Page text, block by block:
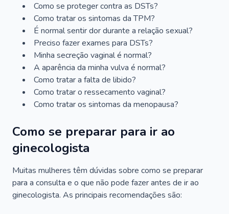
Como se proteger contra as DSTs?
Como tratar os sintomas da TPM?
É normal sentir dor durante a relação sexual?
Preciso fazer exames para DSTs?
Minha secreção vaginal é normal?
A aparência da minha vulva é normal?
Como tratar a falta de libido?
Como tratar o ressecamento vaginal?
Como tratar os sintomas da menopausa?
Como se preparar para ir ao
ginecologista
Muitas mulheres têm dúvidas sobre como se preparar
para a consulta e o que não pode fazer antes de ir ao
ginecologista. As principais recomendações são: